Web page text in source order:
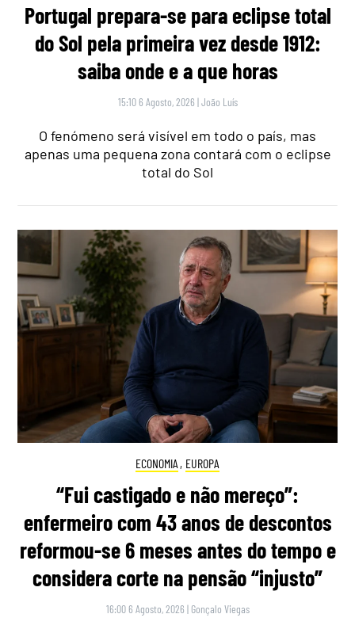
Portugal prepara-se para eclipse total
do Sol pela primeira vez desde 1912:
saiba onde e a que horas
15:10 6 Agosto, 2026 |João Luís
O fenómeno será visível em todo o país, mas
apenas uma pequena zona contará com o eclipse
total do Sol
ECONOMIA , EUROPA
“Fui castigado e não mereço”:
enfermeiro com 43 anos de descontos
reformou-se 6 meses antes do tempo e
considera corte na pensão “injusto”
16:00 6 Agosto, 2026 | Gonçalo Viegas